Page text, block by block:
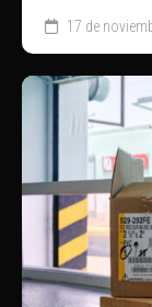
17 de